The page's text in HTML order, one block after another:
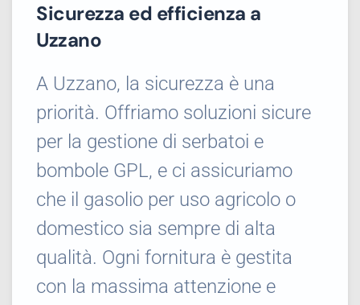
Sicurezza ed efficienza a
Uzzano
A Uzzano, la sicurezza è una
priorità. Offriamo soluzioni sicure
per la gestione di serbatoi e
bombole GPL, e ci assicuriamo
che il gasolio per uso agricolo o
domestico sia sempre di alta
qualità. Ogni fornitura è gestita
con la massima attenzione e